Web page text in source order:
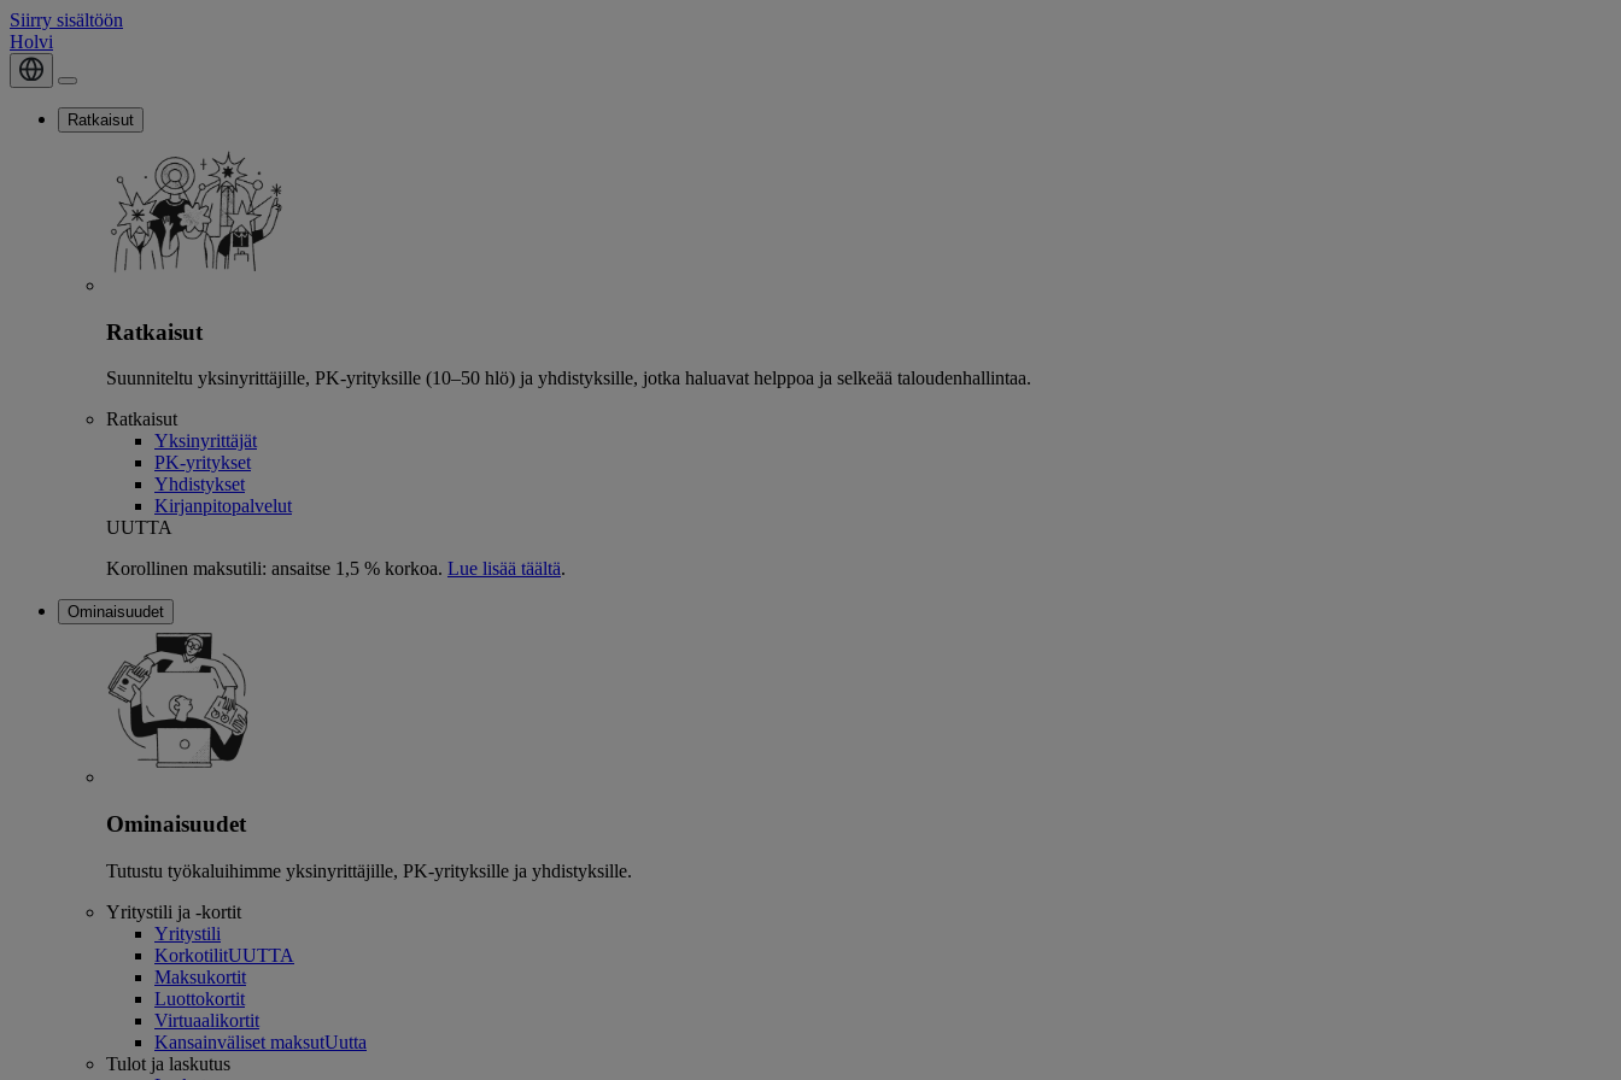
Siirry sisältöön
Holvi
Ratkaisut
Ratkaisut
Suunniteltu yksinyrittäjille, PK-yrityksille (10–50 hlö) ja yhdistyksille, jotka haluavat helppoa ja selkeää taloudenhallintaa.
Ratkaisut
Yksinyrittäjät
PK-yritykset
Yhdistykset
Kirjanpitopalvelut
UUTTA
Korollinen maksutili: ansaitse 1,5 % korkoa. Lue lisää täältä.
Ominaisuudet
Ominaisuudet
Tutustu työkaluihimme yksinyrittäjille, PK-yrityksille ja yhdistyksille.
Yritystili ja -kortit
Yritystili
KorkotilitUUTTA
Maksukortit
Luottokortit
Virtuaalikortit
Kansainväliset maksutUutta
Tulot ja laskutus